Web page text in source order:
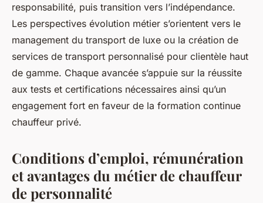
responsabilité, puis transition vers l’indépendance.
Les perspectives évolution métier s’orientent vers le
management du transport de luxe ou la création de
services de transport personnalisé pour clientèle haut
de gamme. Chaque avancée s’appuie sur la réussite
aux tests et certifications nécessaires ainsi qu’un
engagement fort en faveur de la formation continue
chauffeur privé.
Conditions d’emploi, rémunération
et avantages du métier de chauffeur
de personnalité